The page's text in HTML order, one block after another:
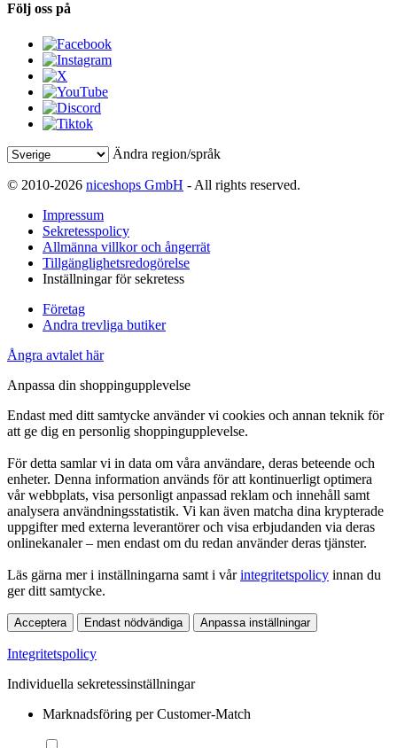
Följ oss på
Ändra region/språk
© 2010-2026 niceshops GmbH - All rights reserved.
Impressum
Sekretesspolicy
Allmänna villkor och ångerrät
Tillgänglighetsredogörelse
Inställningar för sekretess
Företag
Andra trevliga butiker
Ångra avtalet här
Anpassa din shoppingupplevelse
Endast med ditt samtycke använder vi cookies och annan teknik för
att ge dig en personlig shoppingupplevelse.
För detta samlar vi in data om våra användare, deras beteende och
enheter. Denna information används för att kontinuerligt optimera
vår webbplats, visa personligt anpassad reklam och innehåll samt
analysera användningsstatistik. Vi kan även matcha dina krypterade
uppgifter med externa leverantörer och visa erbjudanden via deras
onlinekanaler – men endast om du redan använder deras tjänster.
Läs gärna mer i inställningarna samt i vårintegritetspolicy innan du
ger ditt samtycke.
Acceptera Endast nödvändiga Anpassa inställningar
Integritetspolicy
Individuella sekretessinställningar
Marknadsföring per Customer-Match